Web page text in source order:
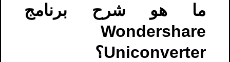
ما هو شرح برنامج
Wondershare
Uniconverter؟